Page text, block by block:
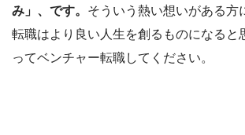
み」、です。 そういう熱い想いがある方
転職はより良い人生を創るものになると
ってベンチャー転職してください。